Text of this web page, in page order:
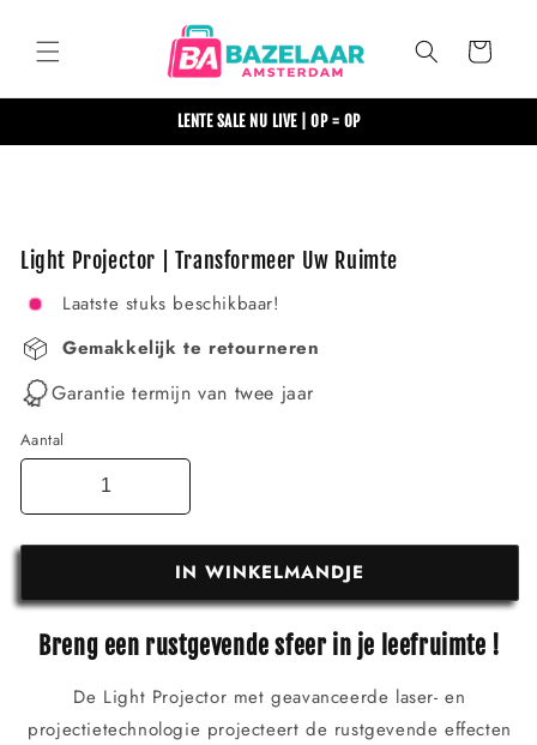
content
Winkelwagen
LENTE SALE NU LIVE | OP = OP
Light Projector | Transformeer Uw Ruimte
Laatste stuks beschikbaar!
Gemakkelijk te retourneren
Garantie termijn van twee jaar
Aantal
IN WINKELMANDJE
Breng een rustgevende sfeer in je leefruimte !
De Light Projector met geavanceerde laser- en
projectietechnologie projecteert de rustgevende effecten